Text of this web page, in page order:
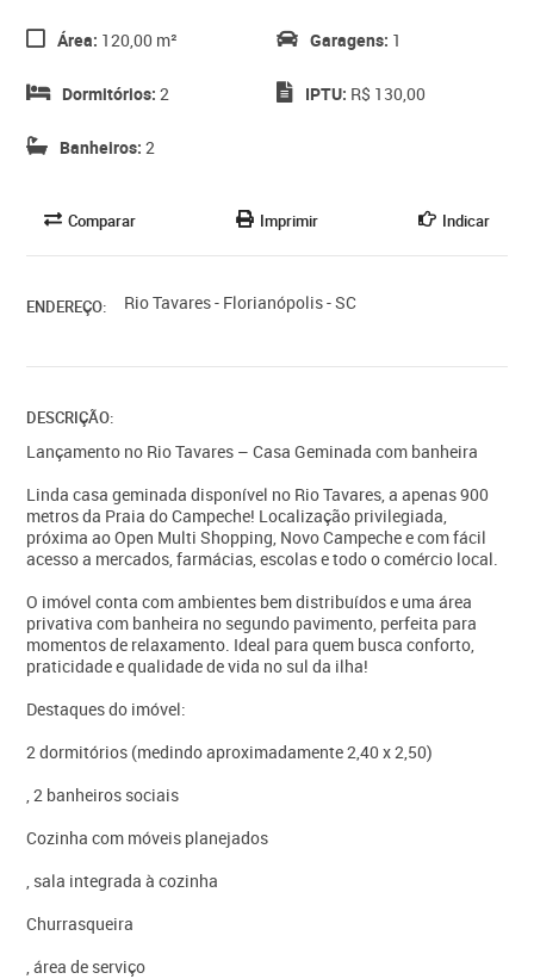
Área: 120,00 m²
Dormitórios: 2
Banheiros: 2
Garagens: 1
IPTU: R$ 130,00
Comparar Imprimir Indicar
ENDEREÇO: Rio Tavares - Florianópolis - SC
DESCRIÇÃO:
Lançamento no Rio Tavares – Casa Geminada com banheira
Linda casa geminada disponível no Rio Tavares, a apenas 900
metros da Praia do Campeche! Localização privilegiada,
próxima ao Open Multi Shopping, Novo Campeche e com fácil
acesso a mercados, farmácias, escolas e todo o comércio local.
O imóvel conta com ambientes bem distribuídos e uma área
privativa com banheira no segundo pavimento, perfeita para
momentos de relaxamento. Ideal para quem busca conforto,
praticidade e qualidade de vida no sul da ilha!
Destaques do imóvel:
2 dormitórios (medindo aproximadamente 2,40 x 2,50)
, 2 banheiros sociais
Cozinha com móveis planejados
, sala integrada à cozinha
Churrasqueira
, área de serviço